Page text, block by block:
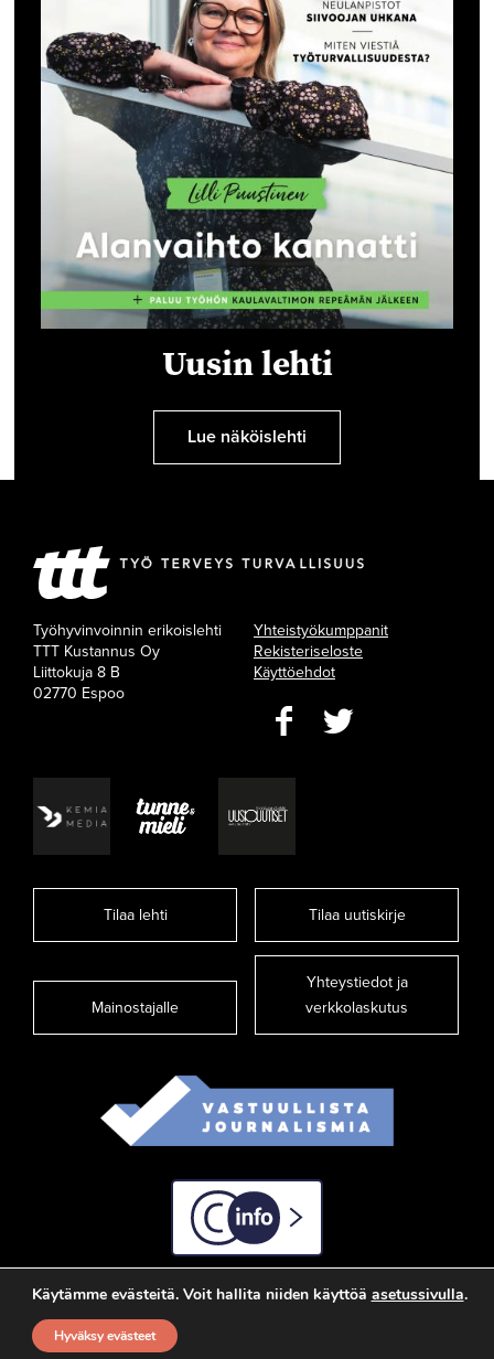
Uusin lehti
Lue näköislehti
Työhyvinvoinnin erikoislehti
TTT Kustannus Oy
Liittokuja 8 B
02770 Espoo
Yhteistyökumppanit
Rekisteriseloste
Käyttöehdot
Tilaa lehti Tilaa uutiskirje
Mainostajalle
Yhteystiedot ja
verkkolaskutus
C-info
Käytämme evästeitä. Voit hallita niiden käyttöä asetussivulla.
Hyväksy evästeet